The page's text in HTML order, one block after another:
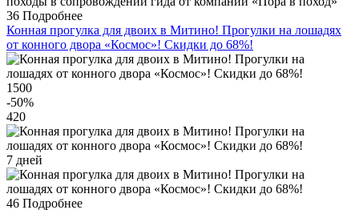
36 Подробнее
Конная прогулка для двоих в Митино! Прогулки на лошадях
от конного двора «Космос»! Скидки до 68%!
1500
-50%
420
7 дней
46 Подробнее